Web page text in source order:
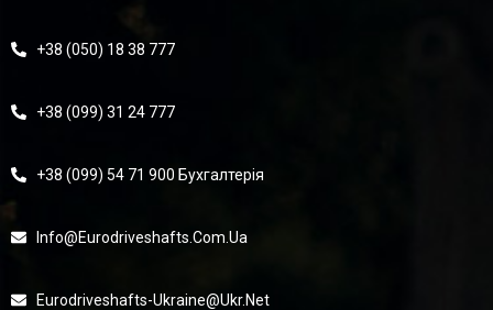
+38 (050) 18 38 777
+38 (099) 31 24 777
+38 (099) 54 71 900 Бухгалтерія
Info@eurodriveshafts.com.ua
Eurodriveshafts-Ukraine@ukr.net